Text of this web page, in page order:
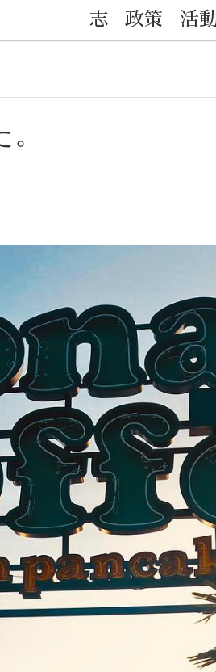
区の元気！目黒区議会議員 小林か
志 政策 活